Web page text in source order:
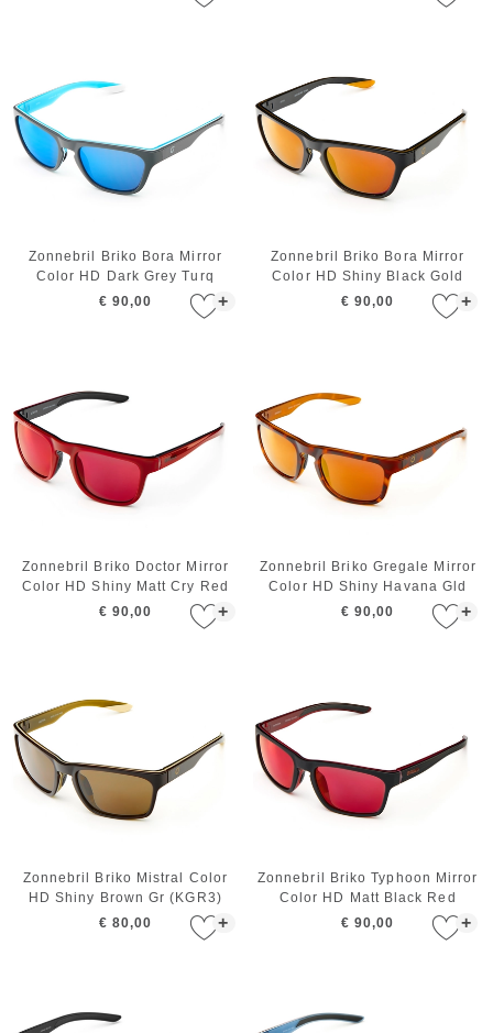
+
Zonnebril Briko Bora Mirror
Color HD Dark Grey Turq
€ 90,00
+
Zonnebril Briko Bora Mirror
Color HD Shiny Black Gold
€ 90,00
+
Zonnebril Briko Doctor Mirror
Color HD Shiny Matt Cry Red
€ 90,00
+
Zonnebril Briko Gregale Mirror
Color HD Shiny Havana Gld
€ 90,00
+
Zonnebril Briko Mistral Color
HD Shiny Brown Gr (KGR3)
€ 80,00
+
Zonnebril Briko Typhoon Mirror
Color HD Matt Black Red
€ 90,00